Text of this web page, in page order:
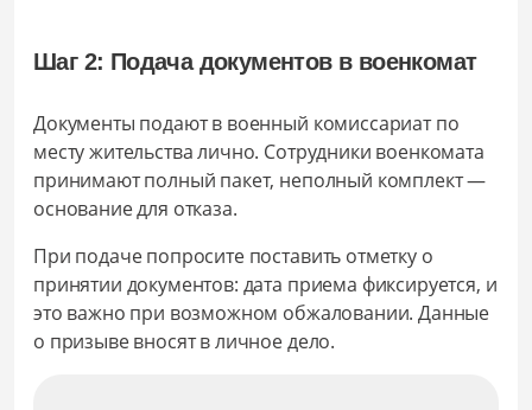
Шаг 2: Подача документов в военкомат
Документы подают в военный комиссариат по
месту жительства лично. Сотрудники военкомата
принимают полный пакет, неполный комплект —
основание для отказа.
При подаче попросите поставить отметку о
принятии документов: дата приема фиксируется, и
это важно при возможном обжаловании. Данные
о призыве вносят в личное дело.